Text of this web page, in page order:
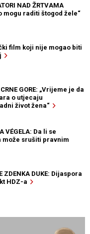
NAD ŽRTVAMA
mogu raditi štogod žele“
film koji nije mogao biti
GORE: „Vrijeme je da
o utjecaju
život žena“
VÉGELA: Da li se
može srušiti pravnim
ZDENKA DUKE: Dijaspora
HDZ-a